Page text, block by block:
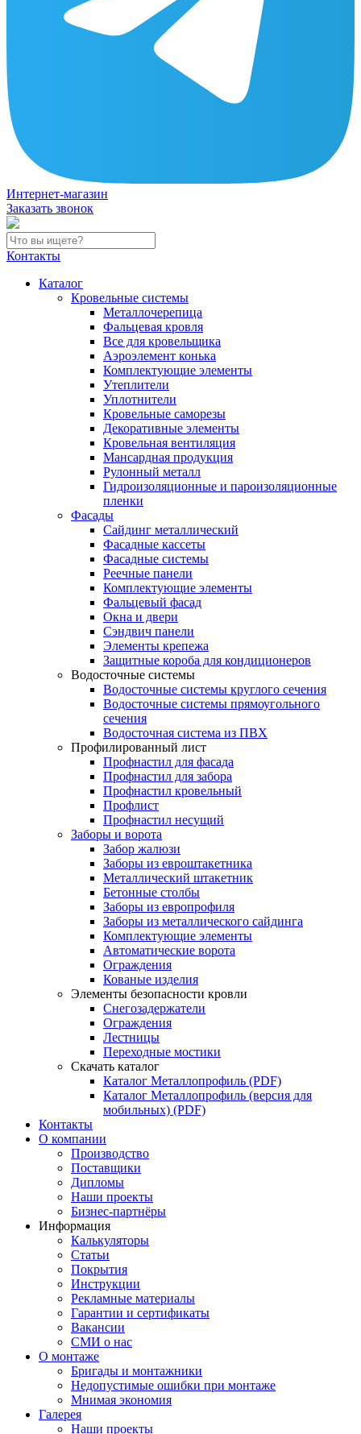
Интернет-магазин
Заказать звонок
Контакты
Каталог
Кровельные системы
Металлочерепица
Фальцевая кровля
Все для кровельщика
Аэроэлемент конька
Комплектующие элементы
Утеплители
Уплотнители
Кровельные саморезы
Декоративные элементы
Кровельная вентиляция
Мансардная продукция
Рулонный металл
Гидроизоляционные и пароизоляционные
пленки
Фасады
Сайдинг металлический
Фасадные кассеты
Фасадные системы
Реечные панели
Комплектующие элементы
Фальцевый фасад
Окна и двери
Сэндвич панели
Элементы крепежа
Защитные короба для кондиционеров
Водосточные системы
Водосточные системы круглого сечения
Водосточные системы прямоугольного
сечения
Водосточная система из ПВХ
Профилированный лист
Профнастил для фасада
Профнастил для забора
Профнастил кровельный
Профлист
Профнастил несущий
Заборы и ворота
Забор жалюзи
Заборы из евроштакетника
Металлический штакетник
Бетонные столбы
Заборы из европрофиля
Заборы из металлического сайдинга
Комплектующие элементы
Автоматические ворота
Ограждения
Кованые изделия
Элементы безопасности кровли
Снегозадержатели
Ограждения
Лестницы
Переходные мостики
Скачать каталог
Каталог Металлопрофиль (PDF)
Каталог Металлопрофиль (версия для
мобильных) (PDF)
Контакты
О компании
Производство
Поставщики
Дипломы
Наши проекты
Бизнес-партнёры
Информация
Калькуляторы
Статьи
Покрытия
Инструкции
Рекламные материалы
Гарантии и сертификаты
Вакансии
СМИ о нас
О монтаже
Бригады и монтажники
Недопустимые ошибки при монтаже
Мнимая экономия
Галерея
Наши проекты